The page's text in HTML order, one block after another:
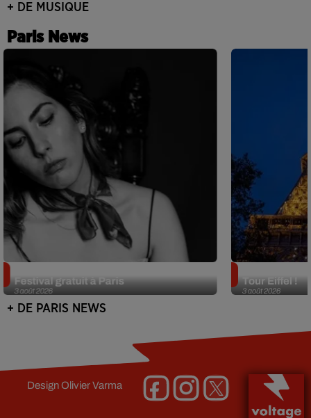
+ DE MUSIQUE
Paris News
3 août 2026
Festival gratuit à Paris
3 août 2026
Tour Eiffel !
+ DE PARIS NEWS
DesignOlivier Varma